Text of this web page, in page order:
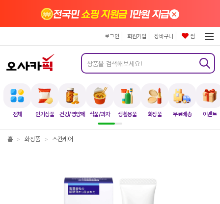
전체 인기상품 건강/영양제 식품/과자 생활용품 화장품 무료배송 이벤트
전국민쇼핑 지원금1만원 지급×
로그인 회원가입 장바구니 찜
홈 > 화장품 > 스킨케어